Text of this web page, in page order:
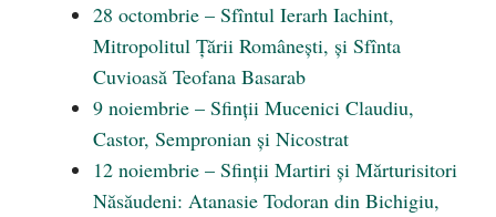
28 octombrie – Sfîntul Ierarh Iachint,
Mitropolitul Țării Românești, și Sfînta
Cuvioasă Teofana Basarab
9 noiembrie – Sfinții Mucenici Claudiu,
Castor, Sempronian și Nicostrat
12 noiembrie – Sfinții Martiri și Mărturisitori
Năsăudeni: Atanasie Todoran din Bichigiu,